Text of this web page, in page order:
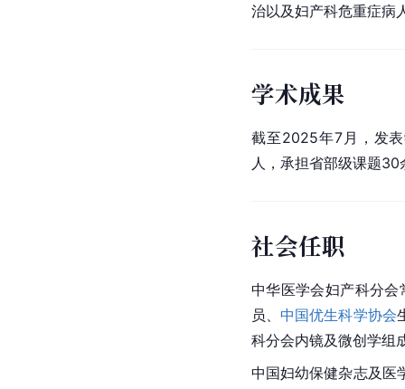
治以及妇产科危重症病
学术成果
截至2025年7月，发
人，承担省部级课题
社会任职
中华医学会妇产科分会
员、中国优生科学协会
科分会内镜及微创学组
中国妇幼保健杂志及医